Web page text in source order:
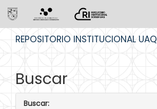
REPOSITORIO INSTITUCIONAL UAQ
Buscar
Buscar: